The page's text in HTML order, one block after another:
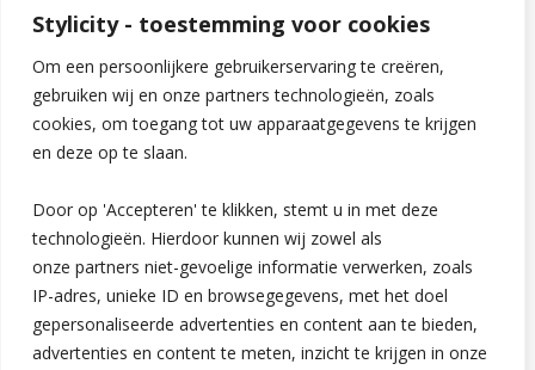
Stylicity - toestemming voor cookies
Om een persoonlijkere gebruikerservaring te creëren,
gebruiken wij en onze partners technologieën, zoals
cookies, om toegang tot uw apparaatgegevens te krijgen
en deze op te slaan.
Door op 'Accepteren' te klikken, stemt u in met deze
technologieën. Hierdoor kunnen wij zowel als
onze partners niet-gevoelige informatie verwerken, zoals
IP-adres, unieke ID en browsegegevens, met het doel
gepersonaliseerde advertenties en content aan te bieden,
advertenties en content te meten, inzicht te krijgen in onze